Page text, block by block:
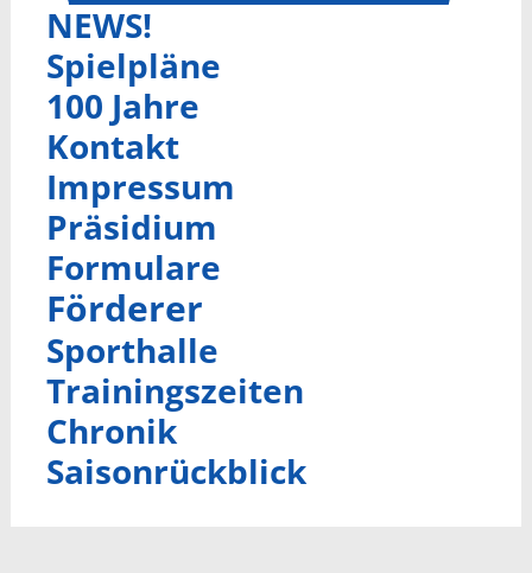
NEWS!
Spielpläne
100 Jahre
Kontakt
Impressum
Präsidium
Formulare
Förderer
Sporthalle
Trainingszeiten
Chronik
Saisonrückblick